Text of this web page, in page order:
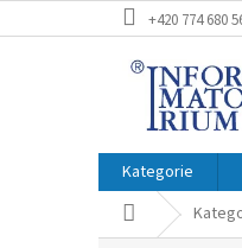
na
+420 774 680
Kategorie
Domů